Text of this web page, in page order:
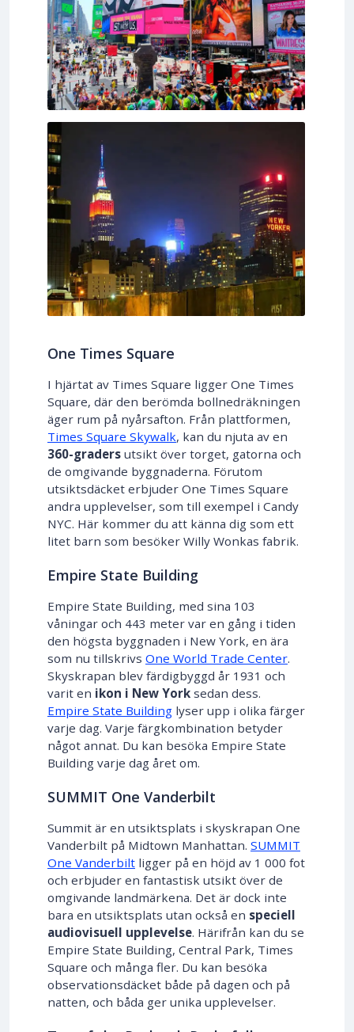
One Times Square
I hjärtat av Times Square ligger One Times
Square, där den berömda bollnedräkningen
äger rum på nyårsafton. Från plattformen,
Times Square Skywalk, kan du njuta av en
360-graders utsikt över torget, gatorna och
de omgivande byggnaderna. Förutom
utsiktsdäcket erbjuder One Times Square
andra upplevelser, som till exempel i Candy
NYC. Här kommer du att känna dig som ett
litet barn som besöker Willy Wonkas fabrik.
Empire State Building
Empire State Building, med sina 103
våningar och 443 meter var en gång i tiden
den högsta byggnaden i New York, en ära
som nu tillskrivs One World Trade Center.
Skyskrapan blev färdigbyggd år 1931 och
varit en ikon i New York sedan dess.
Empire State Building lyser upp i olika färger
varje dag. Varje färgkombination betyder
något annat. Du kan besöka Empire State
Building varje dag året om.
SUMMIT One Vanderbilt
Summit är en utsiktsplats i skyskrapan One
Vanderbilt på Midtown Manhattan. SUMMIT
One Vanderbilt ligger på en höjd av 1 000 fot
och erbjuder en fantastisk utsikt över de
omgivande landmärkena. Det är dock inte
bara en utsiktsplats utan också en speciell
audiovisuell upplevelse. Härifrån kan du se
Empire State Building, Central Park, Times
Square och många fler. Du kan besöka
observationsdäcket både på dagen och på
natten, och båda ger unika upplevelser.